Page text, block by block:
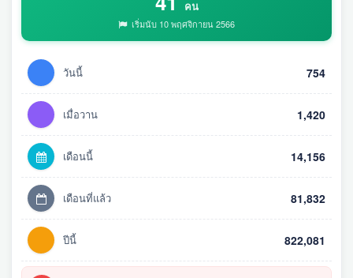
คน
เริ่มนับ 10 พฤศจิกายน 2566
วันนี้ 754
เมื่อวาน 1,420
เดือนนี้ 14,156
เดือนที่แล้ว 81,832
ปีนี้ 822,081